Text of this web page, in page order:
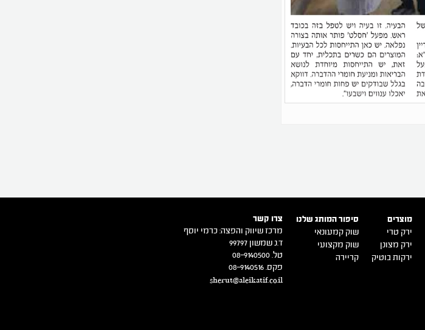
מוצרים
ירק טרי
ירק מצונן
ירקות בוטיק
סיפור המותג שלנו
שוק קמעונאי
שוק מקצועי
קריירה
צרו קשר
מרכז שיווק והפצה: כרמי יוסף
ד.נ שמשון 99797
טל. 08-9140500
פקס. 08-9140516
sherut@aleikatif.co.il